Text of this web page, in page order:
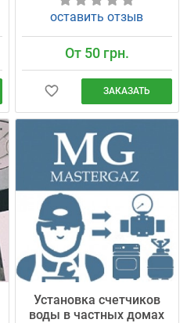
оставить отзыв
От 50 грн.
ЗАКАЗАТЬ
Установка счетчиков
воды в частных домах